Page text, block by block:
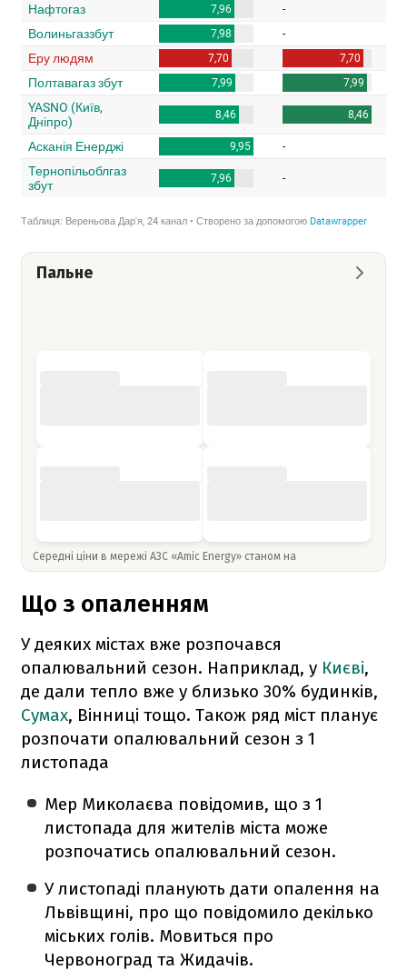
Пальне
Середні ціни в мережі АЗС «Amic Energy» станом на
Що з опаленням
У деяких містах вже розпочався
опалювальний сезон. Наприклад, у Києві,
де дали тепло вже у близько 30% будинків,
Сумах, Вінниці тощо. Також ряд міст планує
розпочати опалювальний сезон з 1
листопада
Мер Миколаєва повідомив, що з 1
листопада для жителів міста може
розпочатись опалювальний сезон.
У листопаді планують дати опалення на
Львівщині, про що повідомило декілько
міських голів. Мовиться про
Червоноград та Жидачів.